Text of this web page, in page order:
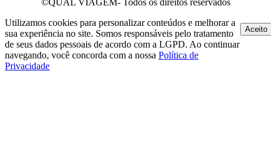
©QUAL VIAGEM- Todos os direitos reservados
Utilizamos cookies para personalizar conteúdos e melhorar a
sua experiência no site. Somos responsáveis pelo tratamento
de seus dados pessoais de acordo com a LGPD. Ao continuar
navegando, você concorda com a nossa Política de
Privacidade
Aceito